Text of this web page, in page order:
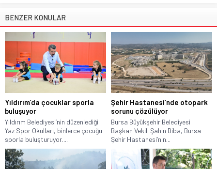
BENZER KONULAR
Yıldırım’da çocuklar sporla
buluşuyor
Yıldırım Belediyesi’nin düzenlediği
Yaz Spor Okulları, binlerce çocuğu
sporla buluşturuyor....
Şehir Hastanesi’nde otopark
sorunu çözülüyor
Bursa Büyükşehir Belediyesi
Başkan Vekili Şahin Biba, Bursa
Şehir Hastanesi’nin...